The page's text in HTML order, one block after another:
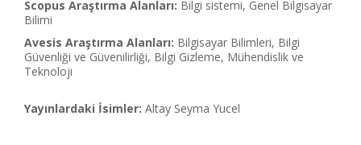
Scopus Araştırma Alanları: Bilgi sistemi, Genel Bilgisayar
Bilimi
Avesis Araştırma Alanları: Bilgisayar Bilimleri, Bilgi
Güvenliği ve Güvenilirliği, Bilgi Gizleme, Mühendislik ve
Teknoloji
Yayınlardaki İsimler: Altay Seyma Yucel